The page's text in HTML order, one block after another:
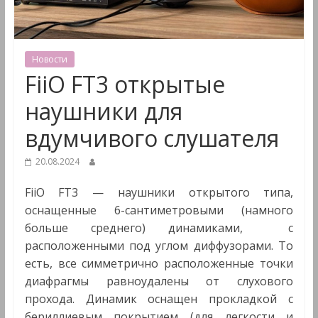
&
Мультимедиа
Новости
FiiO FT3 открытые
наушники для
вдумчивого слушателя
20.08.2024
FiiO FT3 — наушники открытого типа,
оснащенные 6-сантиметровыми (намного
больше среднего) динамиками, с
расположенными под углом диффузорами. То
есть, все симметрично расположенные точки
диафрагмы равноудалены от слухового
прохода. Динамик оснащен прокладкой с